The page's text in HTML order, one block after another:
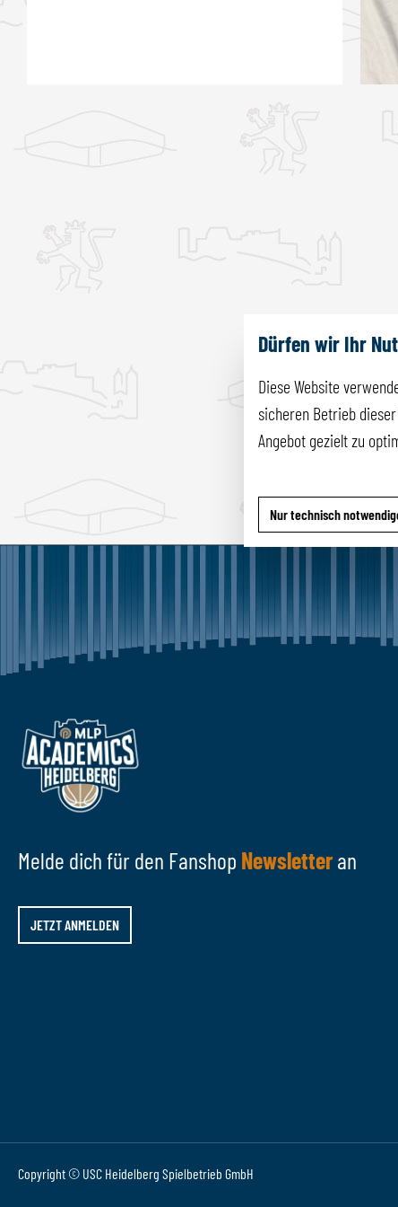
Melde dich für den Fanshop Newsletteran
JETZT ANMELDEN
Copyright © USC Heidelberg Spielbetrieb GmbH
Dürfen wir Ihr
Diese Website
sicheren Betrieb
Angebot gezielt zu
Nur technisch